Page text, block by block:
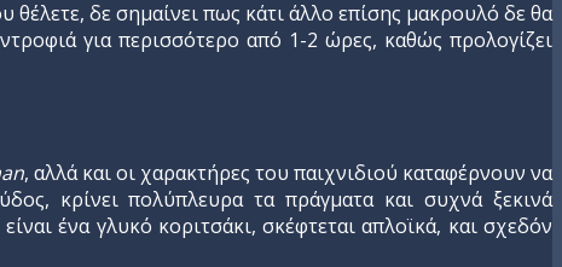
θέλετε, δε σημαίνει πως κάτι άλλο επίσης μακρουλό δε θα
για περισσότερο από 1-2 ώρες, καθώς προλογίζει
, αλλά και οι χαρακτήρες του παιχνιδιού καταφέρνουν να
κρίνει πολύπλευρα τα πράγματα και συχνά ξεκινά
ένα γλυκό κοριτσάκι, σκέφτεται απλοϊκά, και σχεδόν